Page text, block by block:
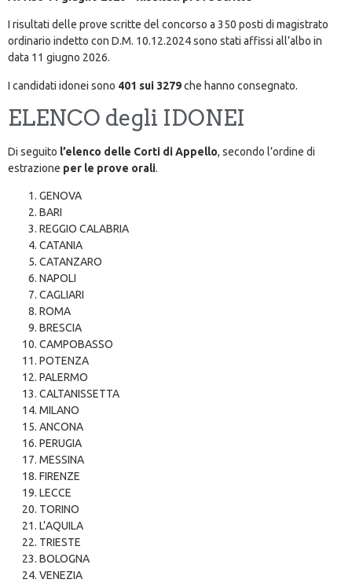
I risultati delle prove scritte del concorso a 350 posti di magistrato
ordinario indetto con D.M. 10.12.2024 sono stati affissi all’albo in
data 11 giugno 2026.
I candidati idonei sono 401 sui 3279che hanno consegnato.
ELENCO degli IDONEI
Di seguito l’elenco delle Corti di Appello, secondo l’ordine di
estrazione per le prove orali.
GENOVA
BARI
REGGIO CALABRIA
CATANIA
CATANZARO
NAPOLI
CAGLIARI
ROMA
BRESCIA
CAMPOBASSO
POTENZA
PALERMO
CALTANISSETTA
MILANO
ANCONA
PERUGIA
MESSINA
FIRENZE
LECCE
TORINO
L’AQUILA
TRIESTE
BOLOGNA
VENEZIA